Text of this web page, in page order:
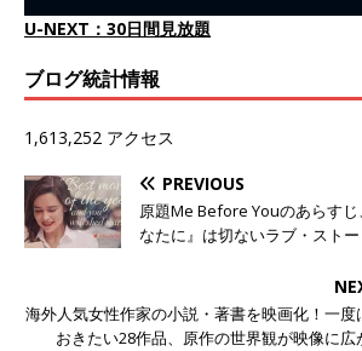
U-NEXT：30日間見放題
ブログ統計情報
1,613,252 アクセス
PREVIOUS
原題Me Before Youのあらす
なたに』は切ないラブ・スト
海外人気女性作家の小説・著書を映画化！一度
おきたい28作品、原作の世界観が映像に広